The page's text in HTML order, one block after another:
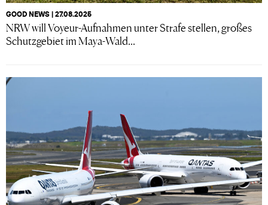
GOOD NEWS | 27.08.2025
NRW will Voyeur-Aufnahmen unter Strafe stellen, großes
Schutzgebiet im Maya-Wald...